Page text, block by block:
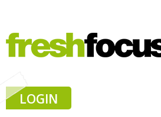
LOGIN